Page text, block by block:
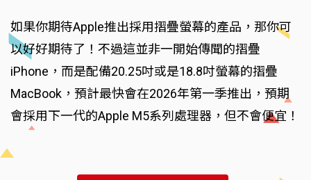
如果你期待Apple推出採用摺疊螢幕的產品，那你可
以好好期待了！不過這並非一開始傳聞的摺疊
iPhone，而是配備20.25吋或是18.8吋螢幕的摺疊
MacBook，預計最快會在2026年第一季推出，預期
會採用下一代的Apple M5系列處理器，但不會便宜！